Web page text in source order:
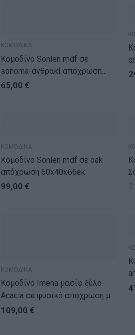
ΚΟΜΟΔΙΝΑ
Κομοδίνο Sonlen mdf σε
sonoma-ανθρακί απόχρωση
60x40x44.5εκ
65,00€
ΚΟΜΟΔΙΝΑ
Κομοδίνο Sonlen mdf σε oak
απόχρωση 60x40x66εκ
99,00€
ΚΟΜΟΔΙΝΑ
Κομοδίνο Imena μασίφ ξύλο
Acacia σε φυσικό απόχρωση με
μαύρα μεταλλικά πόδια
109,00€